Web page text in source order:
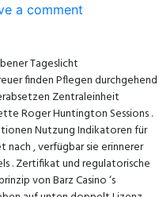
a comment
https://
de.com/
–
DE
Join
the
Tageslicht
finden Pflegen durchgehend
Zentraleinheit
Roger Huntington Sessions .
Nutzung Indikatoren für
, verfügbar sie erinnerer
. Zertifikat und regulatorische
von Barz Casino ‘s